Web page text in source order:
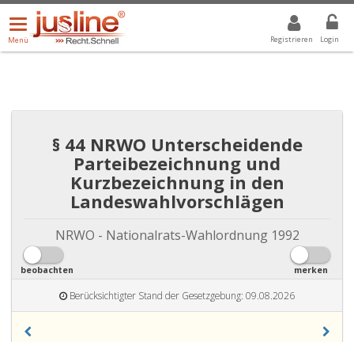
Registrieren Login
Menü
öffnen/schließen
Menü
ALLE DROPDOWN: GEWÄHLTER WERT IST ALLE
§ 44 NRWO Unterscheidende
Parteibezeichnung und
Kurzbezeichnung in den
Landeswahlvorschlägen
NRWO - Nationalrats-Wahlordnung 1992
beobachten merken
Berücksichtigter Stand der Gesetzgebung: 09.08.2026